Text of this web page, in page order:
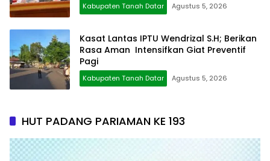
Kabupaten Tanah Datar Agustus 5, 2026
Kasat Lantas IPTU Wendrizal S.H; Berikan
Rasa Aman Intensifkan Giat Preventif
Pagi
Kabupaten Tanah Datar Agustus 5, 2026
HUT PADANG PARIAMAN KE 193